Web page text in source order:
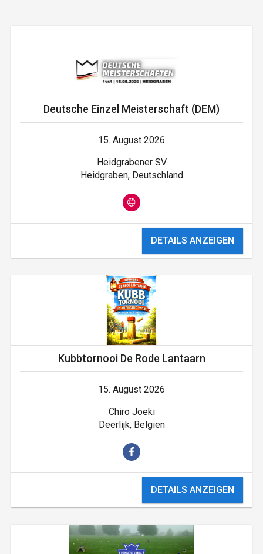
Deutsche Einzel Meisterschaft (DEM)
15. August 2026
Heidgrabener SV
Heidgraben, Deutschland
DETAILS ANZEIGEN
Kubbtornooi De Rode Lantaarn
15. August 2026
Chiro Joeki
Deerlijk, Belgien
DETAILS ANZEIGEN